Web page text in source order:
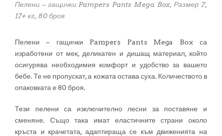
Пелени – гащички Pampers Pants Mega Box, Размер 7,
17+ кг, 80 броя
Пелени – гащички Pampers Pants Mega Box са
изработени от мек, деликатен и дишащ материал, който
осигурява необходимия комфорт и удобство за вашето
бебе. Те не пропускат, а кожата остава суха. Количеството в
опаковката е 80 броя.
Тези пелени са изключително лесни за поставяне и
сменяне. Също така имат еластичните страни около
кръста и крачетата, адаптираща се към движенията на